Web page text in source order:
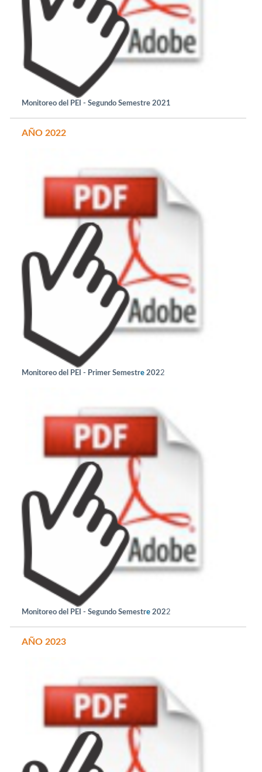
Monitoreo del PEI - Segundo Semestre 2021
AÑO 2022
Monitoreo del PEI - Primer Semestre2022
Monitoreo del PEI - Segundo Semestre2022
AÑO 2023